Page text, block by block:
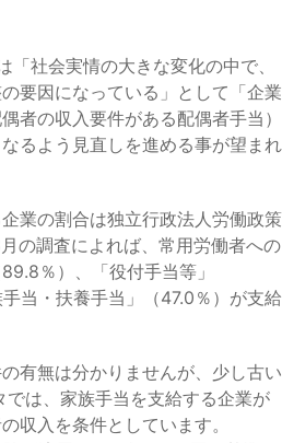
社会実情の大きな変化の中で、
要因になっている」として「企業
者の収入要件がある配偶者手当）
るよう見直しを進める事が望まれ
業の割合は独立行政法人労働政策
の調査によれば、常用労働者への
％）、「役付手当等」
当・扶養手当」（47.0％）が支給
有無は分かりませんが、少し古い
は、家族手当を支給する企業が
収入を条件としています。